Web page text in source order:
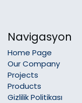
Navigasyon
Home Page
Our Company
Projects
Products
Gizlilik Politikası